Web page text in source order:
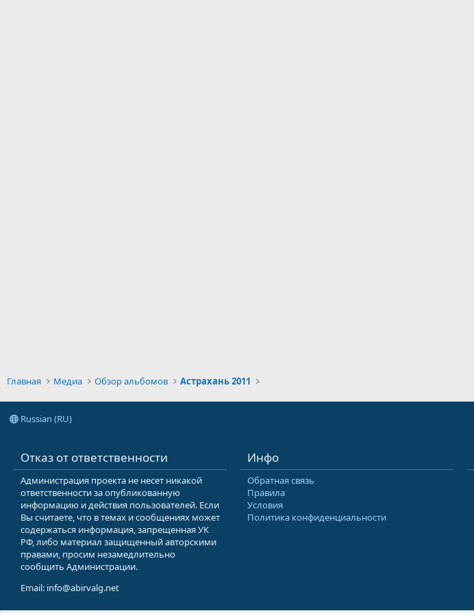
Главная Медиа Обзор альбомов Астрахань 2011
Russian (RU)
Отказ от ответственности
Администрация проекта не несет никакой
ответственности за опубликованную
информацию и действия пользователей. Если
Вы считаете, что в темах и сообщениях может
содержаться информация, запрещенная УК
РФ, либо материал защищенный авторскими
правами, просим незамедлительно
сообщить Администрации.
Email: info@abirvalg.net
Инфо
Обратная связь
Правила
Условия
Политика конфиденциальности